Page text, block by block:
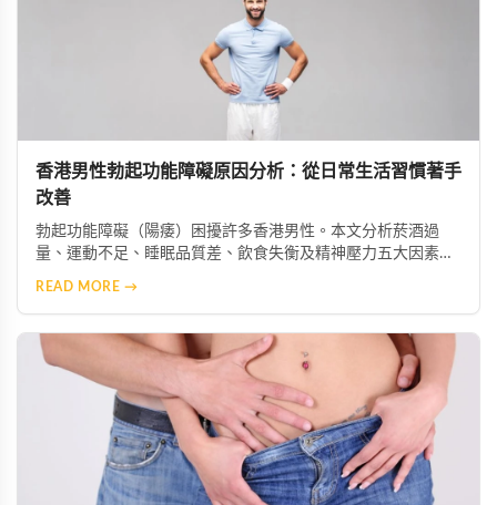
香港男性勃起功能障礙原因分析：從日常生活習慣著手
改善
勃起功能障礙（陽痿）困擾許多香港男性。本文分析菸酒過
量、運動不足、睡眠品質差、飲食失衡及精神壓力五大因素如
READ MORE →